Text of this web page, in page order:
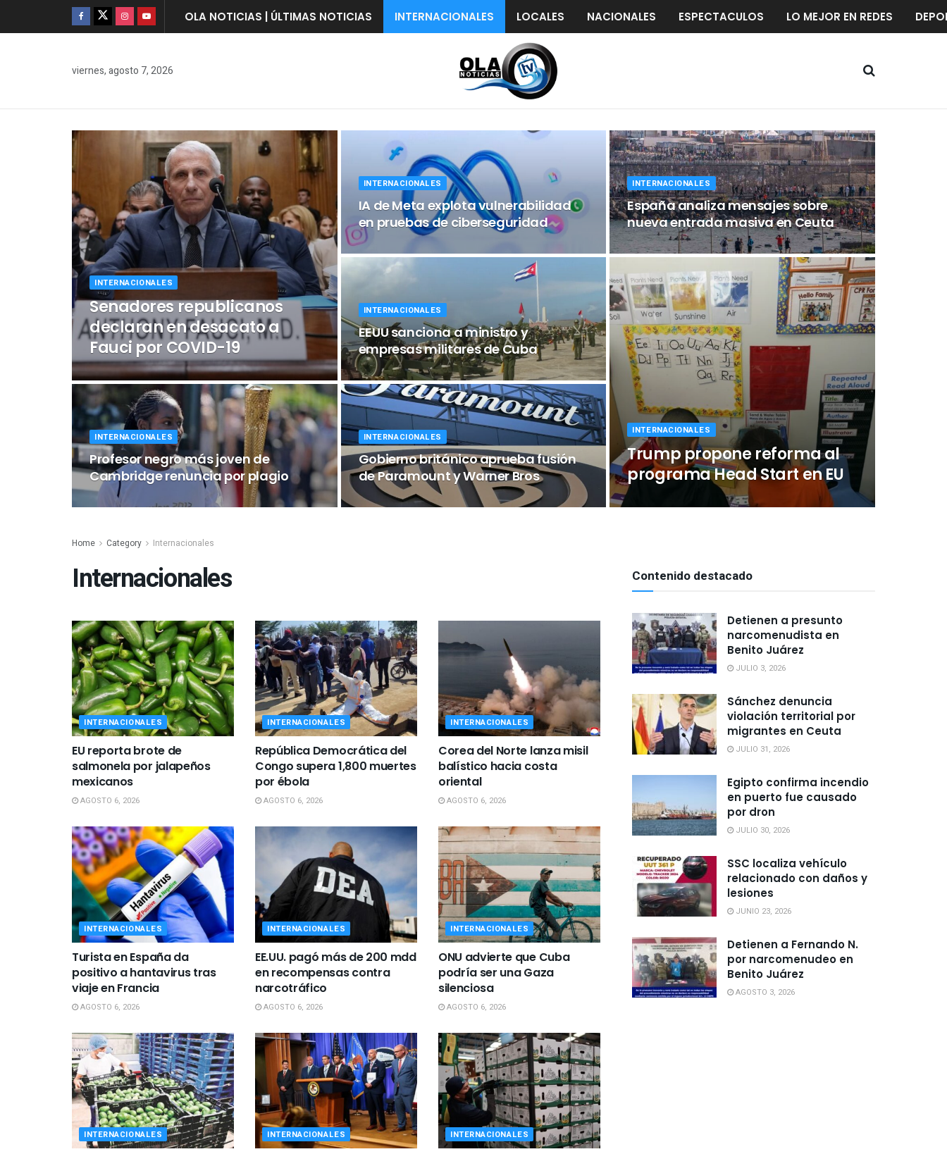
OLA NOTICIAS | ÚLTIMAS NOTICIAS INTERNACIONALES LOCALES NACIONALES ESPECTACULOS LO MEJOR EN REDES
viernes, agosto 7, 2026
INTERNACIONALES
Senadores republicanos
declaran en desacato a
Fauci por COVID-19
INTERNACIONALES
IA de Meta explota vulnerabilidad
en pruebas de ciberseguridad
INTERNACIONALES
España analiza mensajes sobre
nueva entrada masiva en Ceuta
INTERNACIONALES
EEUU sanciona a ministro y
empresas militares de Cuba
INTERNACIONALES
Trump propone reforma al
programa Head Start en EU
INTERNACIONALES
Profesor negro más joven de
Cambridge renuncia por plagio
INTERNACIONALES
Gobierno británico aprueba fusión
de Paramount y Warner Bros
Home Category Internacionales
Internacionales
INTERNACIONALES
EU reporta brote de
salmonela por jalapeños
mexicanos
AGOSTO 6, 2026
INTERNACIONALES
República Democrática del
Congo supera 1,800 muertes
por ébola
AGOSTO 6, 2026
INTERNACIONALES
Corea del Norte lanza misil
balístico hacia costa
oriental
AGOSTO 6, 2026
INTERNACIONALES
Turista en España da
positivo a hantavirus tras
viaje en Francia
AGOSTO 6, 2026
INTERNACIONALES
EE.UU. pagó más de 200 mdd
en recompensas contra
narcotráfico
AGOSTO 6, 2026
INTERNACIONALES
ONU advierte que Cuba
podría ser una Gaza
silenciosa
AGOSTO 6, 2026
INTERNACIONALES INTERNACIONALES INTERNACIONALES
Contenido destacado
Detienen a presunto
narcomenudista en
Benito Juárez
JULIO 3, 2026
Sánchez denuncia
violación territorial por
migrantes en Ceuta
JULIO 31, 2026
Egipto confirma incendio
en puerto fue causado
por dron
JULIO 30, 2026
SSC localiza vehículo
relacionado con daños y
lesiones
JUNIO 23, 2026
Detienen a Fernando N.
por narcomenudeo en
Benito Juárez
AGOSTO 3, 2026